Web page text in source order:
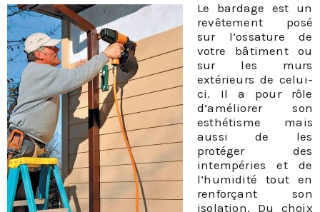
Le bardage est un
revêtement posé
sur l’ossature de
votre bâtiment ou
sur les murs
extérieurs de celui-
ci. Il a pour rôle
d’améliorer son
esthétisme mais
aussi de les
protéger des
intempéries et de
l’humidité tout en
renforçant son
isolation. Du choix